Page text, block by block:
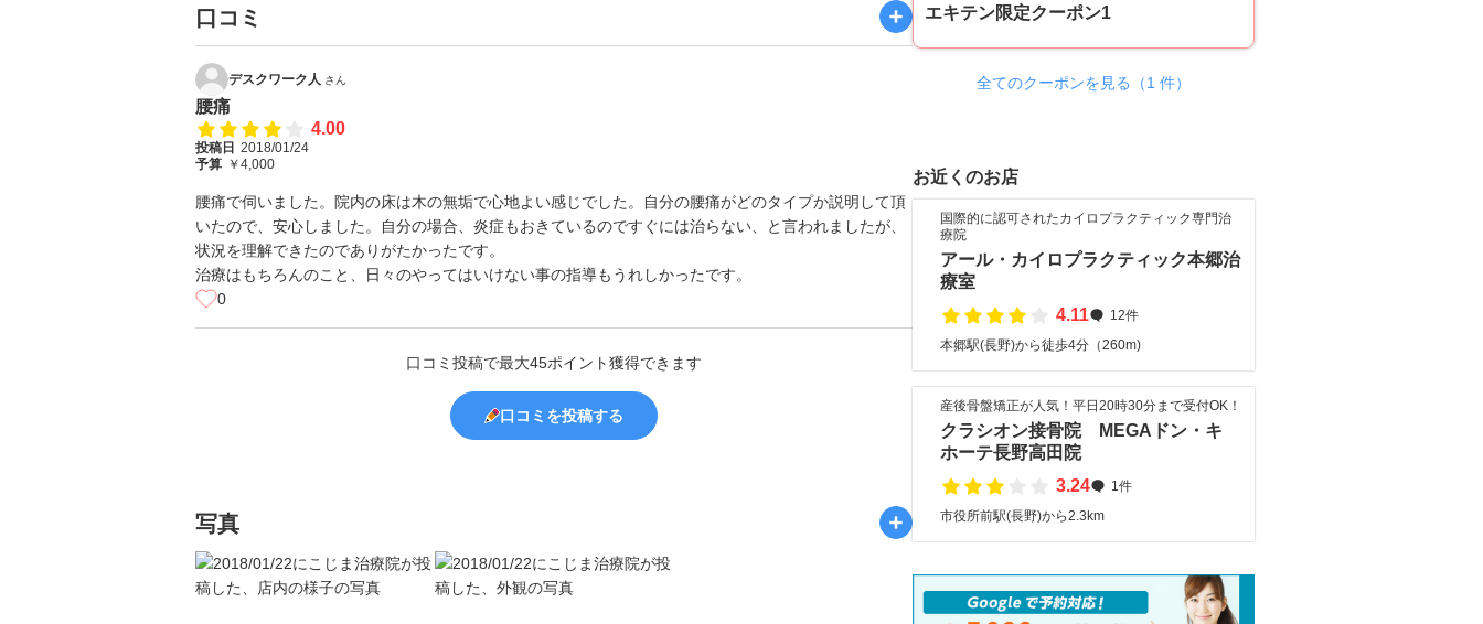
口コミ
デスクワーク人 さん
腰痛
4.00
投稿日 2018/01/24
予算 ￥4,000
腰痛で伺いました。院内の床は木の無垢で心地よい感じでした。自分の腰痛がどのタイプか説明して頂
いたので、安心しました。自分の場合、炎症もおきているのですぐには治らない、と言われましたが、
状況を理解できたのでありがたかったです。
治療はもちろんのこと、日々のやってはいけない事の指導もうれしかったです。
0
口コミ投稿で最大45ポイント獲得できます
口コミを投稿する
写真
エキテン限定クーポン1
全てのクーポンを見る（1 件）
お近くのお店
国際的に認可されたカイロプラクティック専門治
療院
アール・カイロプラクティック本郷治
療室
4.11
12件
本郷駅(長野)から徒歩4分（260m)
産後骨盤矯正が人気！平日20時30分まで受付OK！
クラシオン接骨院 MEGAドン・キ
ホーテ長野高田院
3.24
1件
市役所前駅(長野)から2.3km